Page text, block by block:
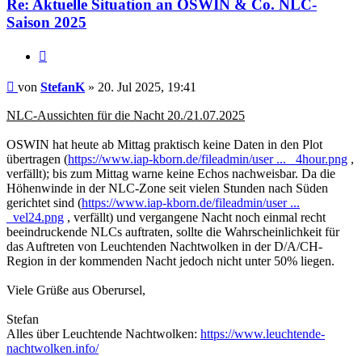
Re: Aktuelle Situation an OSWIN & Co. NLC-
Saison 2025
Beitrag
von StefanK » 20. Jul 2025, 19:41
NLC-Aussichten für die Nacht 20./21.07.2025
OSWIN hat heute ab Mittag praktisch keine Daten in den Plot
übertragen (https://www.iap-kborn.de/fileadmin/user ... _4hour.png ,
verfällt); bis zum Mittag warne keine Echos nachweisbar. Da die
Höhenwinde in der NLC-Zone seit vielen Stunden nach Süden
gerichtet sind (https://www.iap-kborn.de/fileadmin/user ...
_vel24.png , verfällt) und vergangene Nacht noch einmal recht
beeindruckende NLCs auftraten, sollte die Wahrscheinlichkeit für
das Auftreten von Leuchtenden Nachtwolken in der D/A/CH-
Region in der kommenden Nacht jedoch nicht unter 50% liegen.
Viele Grüße aus Oberursel,
Stefan
Alles über Leuchtende Nachtwolken: https://www.leuchtende-
nachtwolken.info/